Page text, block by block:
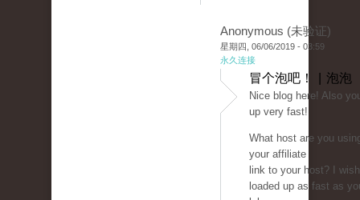
Anonymous (未验证)
星期四, 06/06/2019 - 03:59
永久连接
冒个泡吧！ | 泡泡
Nice blog here! Also
up very fast!
What host are you
your affiliate
link to your host? I
loaded up as fast as